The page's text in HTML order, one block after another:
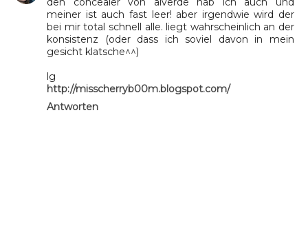
meiner ist auch fast leer! aber irgendwie wird der
bei mir total schnell alle. liegt wahrscheinlich an der
konsistenz (oder dass ich soviel davon in mein
gesicht klatsche^^)
lg
http://misscherryb00m.blogspot.com/
Antworten